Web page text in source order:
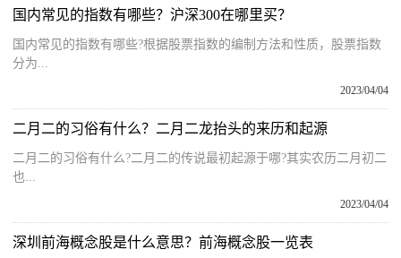
国内常见的指数有哪些？沪深300在哪里买？
国内常见的指数有哪些?根据股票指数的编制方法和性质，股票指数
分为...
2023/04/04
二月二的习俗有什么？二月二龙抬头的来历和起源
二月二的习俗有什么?二月二的传说最初起源于哪?其实农历二月初二
也...
2023/04/04
深圳前海概念股是什么意思？前海概念股一览表